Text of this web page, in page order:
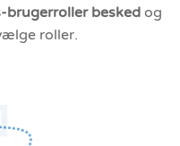
brugerroller besked og
roller.